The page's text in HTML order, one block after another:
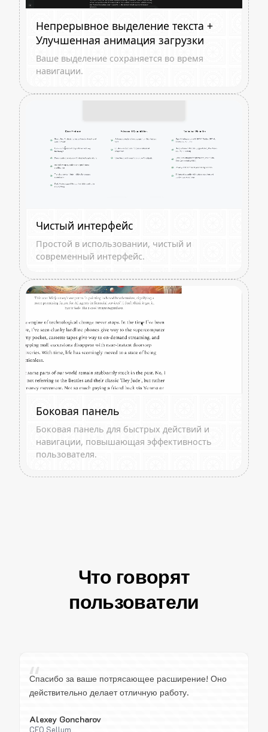
Непрерывное выделение текста +
Улучшенная анимация загрузки
Ваше выделение сохраняется во время
навигации.
Чистый интерфейс
Простой в использовании, чистый и
современный интерфейс.
Боковая панель
Боковая панель для быстрых действий и
навигации, повышающая эффективность
пользователя.
Что говорят
пользователи
“
Спасибо за ваше потрясающее расширение! Оно
действительно делает отличную работу.
Alexey Goncharov
CEO Sellum